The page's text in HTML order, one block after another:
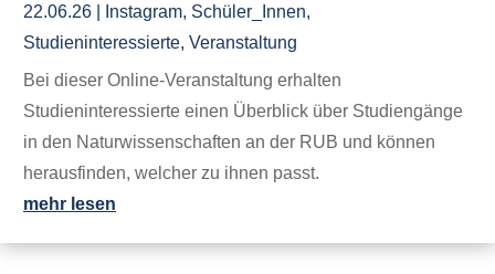
22.06.26 Instagram, Schüler_Innen,
Studieninteressierte, Veranstaltung
Bei dieser Online-Veranstaltung erhalten
Studieninteressierte einen Überblick über Studiengänge
in den Naturwissenschaften an der RUB und können
herausfinden, welcher zu ihnen passt.
mehr lesen